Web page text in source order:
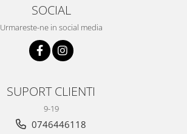
SOCIAL
Urmareste-ne in social media
SUPORT CLIENTI
9-19
0746446118